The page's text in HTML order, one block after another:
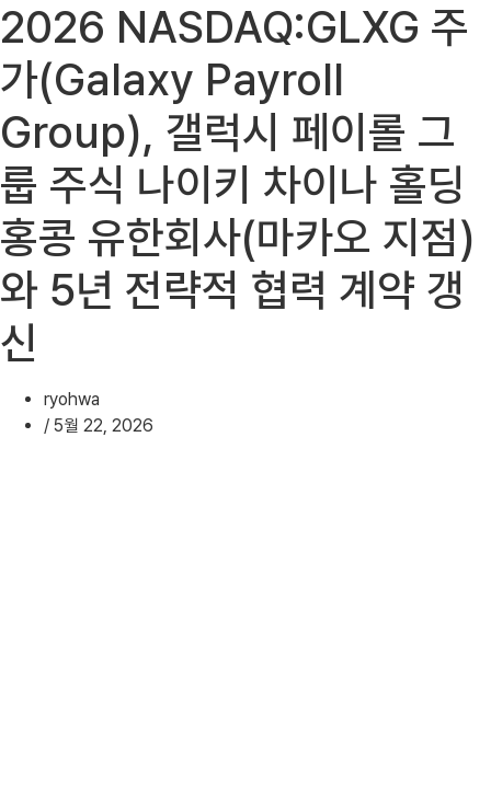
2026 NASDAQ:GLXG 주
가(Galaxy Payroll
Group), 갤럭시 페이롤 그
룹 주식 나이키 차이나 홀딩
홍콩 유한회사(마카오 지점)
와 5년 전략적 협력 계약 갱
신
ryohwa
/ 5월 22, 2026